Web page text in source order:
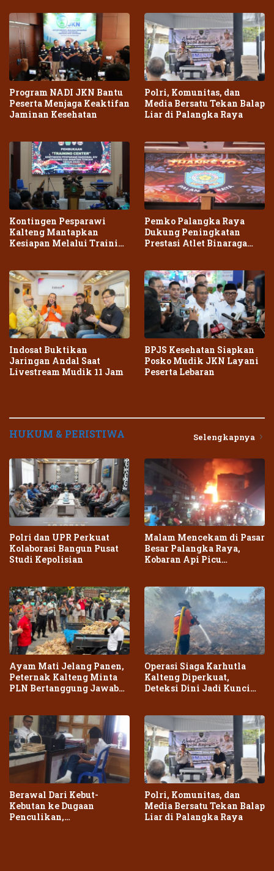
Program NADI JKN Bantu
Peserta Menjaga Keaktifan
Jaminan Kesehatan
Polri, Komunitas, dan
Media Bersatu Tekan Balap
Liar di Palangka Raya
Kontingen Pesparawi
Kalteng Mantapkan
Kesiapan Melalui Training
Pemko Palangka Raya
Dukung Peningkatan
Prestasi Atlet Binaraga
Indosat Buktikan
Jaringan Andal Saat
Livestream Mudik 11 Jam
BPJS Kesehatan Siapkan
Posko Mudik JKN Layani
Peserta Lebaran
HUKUM & PERISTIWA Selengkapnya
Polri dan UPR Perkuat
Kolaborasi Bangun Pusat
Studi Kepolisian
Malam Mencekam di Pasar
Besar Palangka Raya,
Kobaran Api Picu
Ayam Mati Jelang Panen,
Peternak Kalteng Minta
PLN Bertanggung Jawab
Operasi Siaga Karhutla
Kalteng Diperkuat,
Deteksi Dini Jadi Kunci
Berawal Dari Kebut-
Kebutan ke Dugaan
Penculikan,
Polri, Komunitas, dan
Media Bersatu Tekan Balap
Liar di Palangka Raya